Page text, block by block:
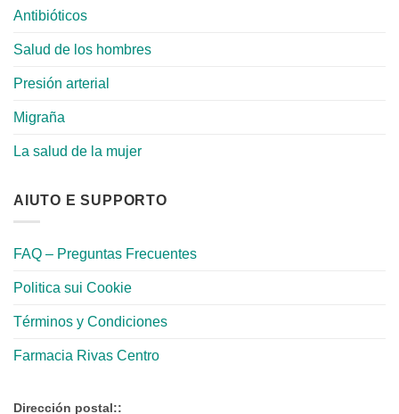
Antibióticos
Salud de los hombres
Presión arterial
Migraña
La salud de la mujer
AIUTO E SUPPORTO
FAQ – Preguntas Frecuentes
Politica sui Cookie
Términos y Condiciones
Farmacia Rivas Centro
Dirección postal::